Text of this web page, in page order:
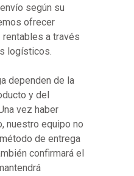
según su
ofrecer
a través
logísticos.
dependen de la
y del
vez haber
nuestro equipo no
de entrega
confirmará el